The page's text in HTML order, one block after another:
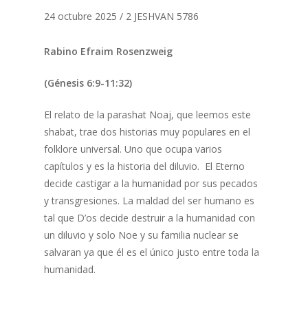
24 octubre 2025 / 2 JESHVAN 5786
Rabino Efraim Rosenzweig
(Génesis 6:9-11:32)
El relato de la parashat Noaj, que leemos este
shabat, trae dos historias muy populares en el
folklore universal. Uno que ocupa varios
capítulos y es la historia del diluvio. El Eterno
decide castigar a la humanidad por sus pecados
y transgresiones. La maldad del ser humano es
tal que D’os decide destruir a la humanidad con
un diluvio y solo Noe y su familia nuclear se
salvaran ya que él es el único justo entre toda la
humanidad.